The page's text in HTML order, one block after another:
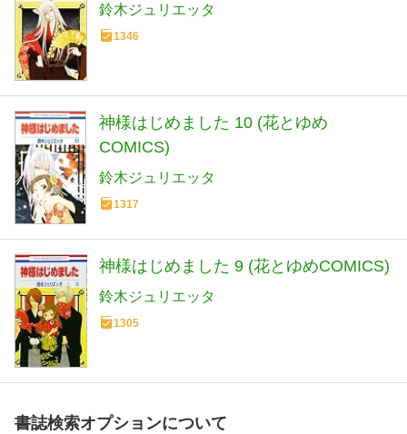
鈴木ジュリエッタ
1346
神様はじめました 10 (花とゆめ
COMICS)
鈴木ジュリエッタ
1317
神様はじめました 9 (花とゆめCOMICS)
鈴木ジュリエッタ
1305
書誌検索オプションについて